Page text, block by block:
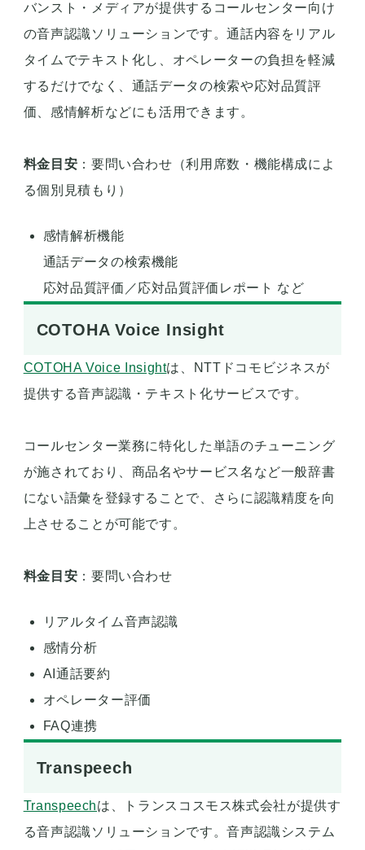
バンスト・メディアが提供するコールセンター向け
の音声認識ソリューションです。通話内容をリアル
タイムでテキスト化し、オペレーターの負担を軽減
するだけでなく、通話データの検索や応対品質評
価、感情解析などにも活用できます。
料金目安 ：要問い合わせ（利用席数・機能構成によ
る個別見積もり）
感情解析機能
通話データの検索機能
応対品質評価／応対品質評価レポート など
COTOHA Voice Insight
COTOHA Voice Insightは、NTTドコモビジネスが
提供する音声認識・テキスト化サービスです。
コールセンター業務に特化した単語のチューニング
が施されており、商品名やサービス名など一般辞書
にない語彙を登録することで、さらに認識精度を向
上させることが可能です。
料金目安 ：要問い合わせ
リアルタイム音声認識
感情分析
AI通話要約
オペレーター評価
FAQ連携
Transpeech
Transpeechは、トランスコスモス株式会社が提供す
る音声認識ソリューションです。音声認識システム